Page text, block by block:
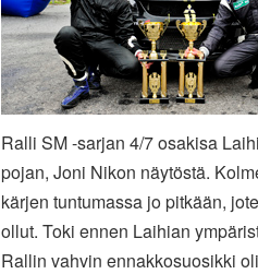
Ralli SM -sarjan 4/7 osakisa
pojan, Joni Nikon näytöstä.
kärjen tuntumassa jo pitkään,
ollut. Toki ennen Laihian
Rallin vahvin ennakkosuosikki